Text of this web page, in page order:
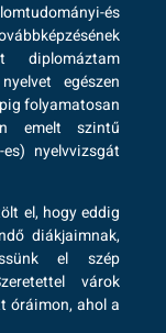
és
diplomáztam
egészen
folyamatosan
emelt szintű
nyelvvizsgát
el, hogy eddig
diákjaimnak,
el szép
várok
óráimon, ahol a